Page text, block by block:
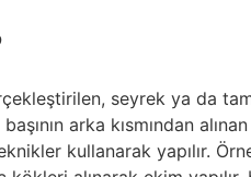
seyrek ya da
arka kısmından
kullanarak yapılır.